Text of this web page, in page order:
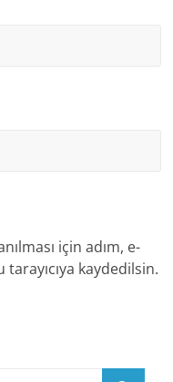
için adım, e-
kaydedilsin.